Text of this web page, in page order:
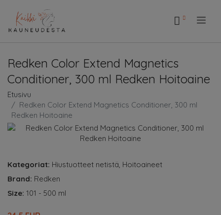
Redken Color Extend Magnetics
Conditioner, 300 ml Redken Hoitoaine
Etusivu
Redken Color Extend Magnetics Conditioner, 300 ml
Redken Hoitoaine
Kategoriat: Hiustuotteet netistä, Hoitoaineet
Brand: Redken
Size: 101 - 500 ml